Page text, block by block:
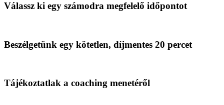
Válassz ki egy számodra megfelelő időpontot​
Beszélgetünk egy kötetlen, díjmentes 20 percet
Tájékoztatlak a coaching menetéről